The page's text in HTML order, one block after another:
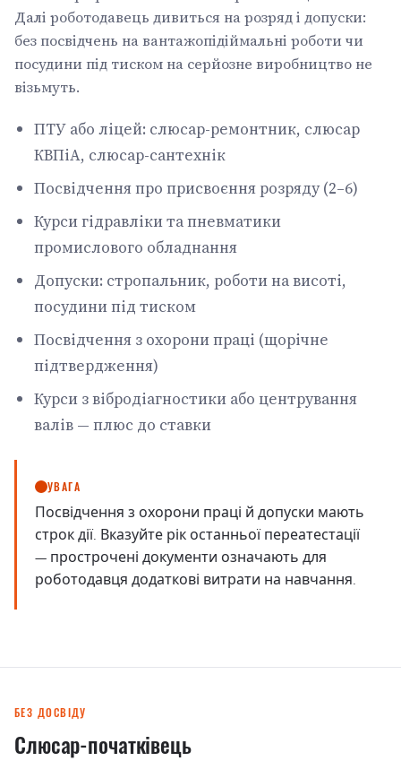
Далі роботодавець дивиться на розряд і допуски:
без посвідчень на вантажопідіймальні роботи чи
посудини під тиском на серйозне виробництво не
візьмуть.
ПТУ або ліцей: слюсар-ремонтник, слюсар
КВПіА, слюсар-сантехнік
Посвідчення про присвоєння розряду (2–6)
Курси гідравліки та пневматики
промислового обладнання
Допуски: стропальник, роботи на висоті,
посудини під тиском
Посвідчення з охорони праці (щорічне
підтвердження)
Курси з вібродіагностики або центрування
валів — плюс до ставки
УВАГА
Посвідчення з охорони праці й допуски мають
строк дії. Вказуйте рік останньої переатестації
— прострочені документи означають для
роботодавця додаткові витрати на навчання.
БЕЗ ДОСВІДУ
Слюсар-початківець